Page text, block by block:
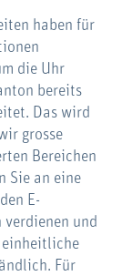
haben für
die Uhr
bereits
Das wird
grosse
Bereichen
Sie an eine
E-
verdienen und
einheitliche
Für